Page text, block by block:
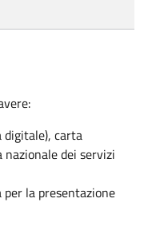
digitale), carta
nazionale dei servizi
la presentazione